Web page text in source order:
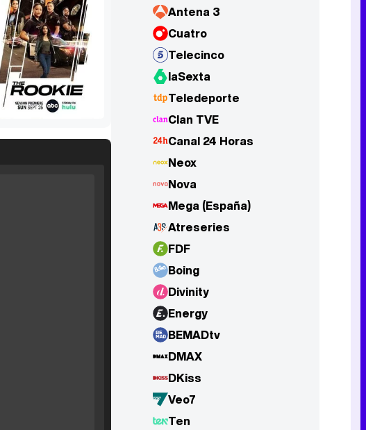
Antena 3
Cuatro
Telecinco
laSexta
Teledeporte
Clan TVE
Canal 24 Horas
Neox
Nova
Mega (España)
Atreseries
FDF
Boing
Divinity
Energy
BEMADtv
DMAX
DKiss
Veo7
Ten